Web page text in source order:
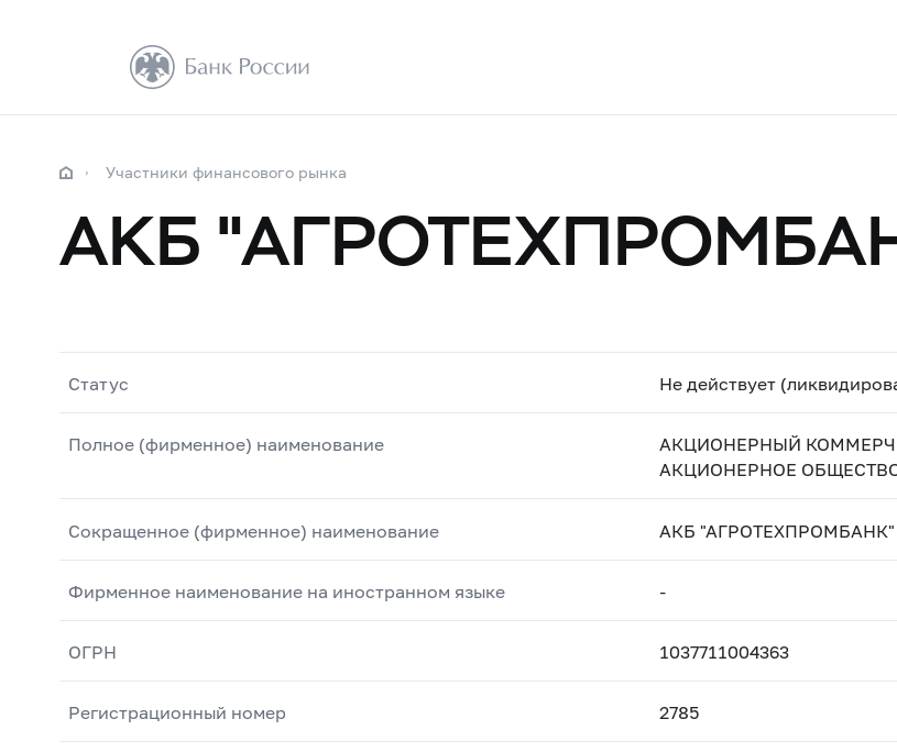
Участники финансового рынка
АКБ
Статус Не действует
Полное (фирменное) наименование
АКЦИОНЕРНЫЙ
АКЦИОНЕРНОЕ
Сокращенное (фирменное) наименование АКБ "АГРОТЕХПРОМБАНК"
Фирменное наименование на иностранном языке -
ОГРН 1037711004363
Регистрационный номер 2785